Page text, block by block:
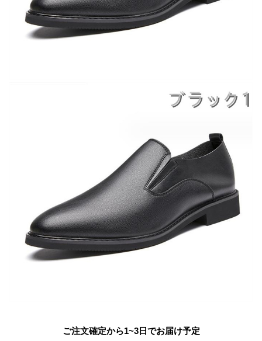
ご注文確定から1~3日でお届け予定